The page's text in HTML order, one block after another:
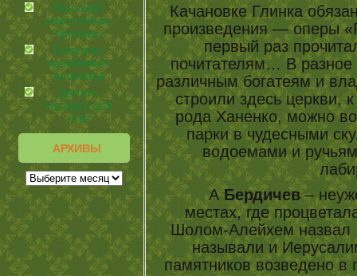
Высокий
гемоглобин,
причины
Болезни,
«двойники»
псориаза
Делать
зарядку для
глаз
АРХИВЫ
Качановке Глинка
произведения — оперы
первый раз
почитателям… В
различным богатеям и
строили здесь церкви,
рода Ханенко, можно
парки в чудесными
водоемами и
АБердичев–
местах, где
Шолом-Алейхем назвал
называли и
памятников возведено